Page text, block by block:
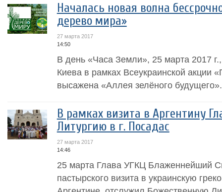
Началась новая волна
дерево мира»
27 марта 2017
14:50
В день «Часа Земли», 25 марта 2017
Киева в рамках Всеукраинской акции
высажена «Аллея зелёного будущего».
В рамках визита в Аргентину
Литургию в г. Посадас
27 марта 2017
14:46
25 марта Глава УГКЦ Блаженнейший
пастырского визита в украинскую